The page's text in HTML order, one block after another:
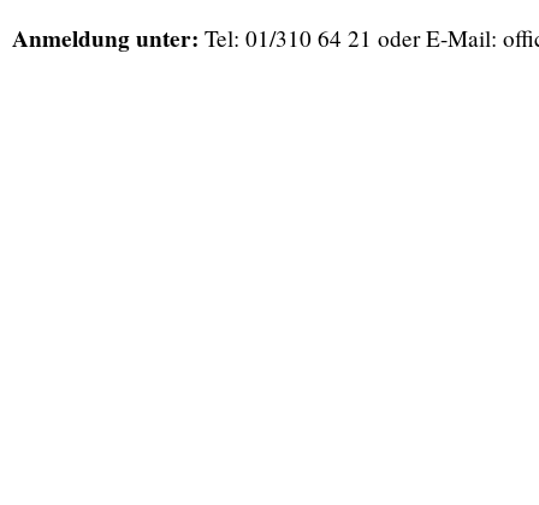
Anmeldung unter: Tel: 01/310 64 21 oder E-Mail: